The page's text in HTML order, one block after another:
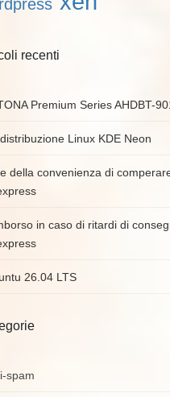
recenti
Premium Series AHDBT-
Linux KDE Neon
della convenienza di
in caso di ritardi di
26.04 LTS
spam